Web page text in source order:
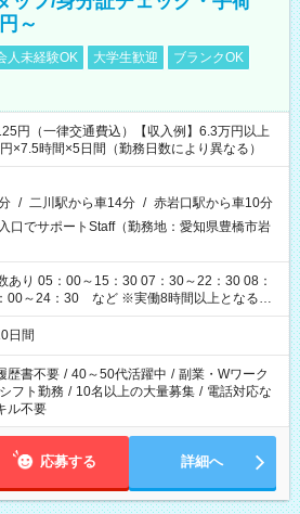
～
人未経験OK 大学生歓迎
ブランクOK
円（一律交通費込）【収入例】6.3万円以上
時間×5日間（勤務日数により異なる）
/ 二川駅から車14分 / 赤岩口駅から車10分
口でサポートStaff（勤務地：愛知県豊橋市岩
あり 05：00～15：30 07：30～22：30 08：
00～24：30 など ※実働8時間以上となる勤
まめな休憩があります。
日間
歴書不要 / 40～50代活躍中 / 副業・Wワーク
シフト勤務 / 10名以上の大量募集 / 電話対応な
ル不要
応募する 詳細へ